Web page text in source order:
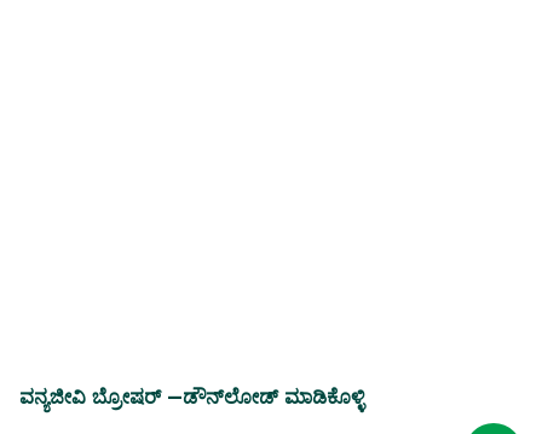
ವನ್ಯಜೀವಿ ಬ್ರೋಷರ್ —ಡೌನ್‌ಲೋಡ್ ಮಾಡಿಕೊಳ್ಳಿ